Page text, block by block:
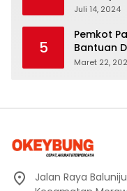
Juli 14, 2024
5
Pemkot
Bantuan
Maret 22,
Jalan Raya